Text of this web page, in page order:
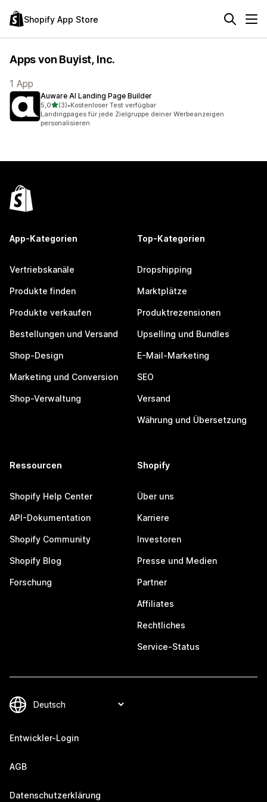
Shopify App Store
Apps von Buyist, Inc.
1 App
Auware AI Landing Page Builder
5,0von 5 Sternen
(3)
3 Rezensionen insgesamt
•Kostenloser Test verfügbar
Landingpages für jede Zielgruppe deiner Werbeanzeigen
personalisieren
App-Kategorien
Vertriebskanäle
Produkte finden
Produkte verkaufen
Bestellungen und Versand
Shop-Design
Marketing und Conversion
Shop-Verwaltung
Top-Kategorien
Dropshipping
Marktplätze
Produktrezensionen
Upselling und Bundles
E-Mail-Marketing
SEO
Versand
Währung und Übersetzung
Ressourcen
Shopify Help Center
API-Dokumentation
Shopify Community
Shopify Blog
Forschung
Shopify
Über uns
Karriere
Investoren
Presse und Medien
Partner
Affiliates
Rechtliches
Service-Status
Entwickler-Login
AGB
Datenschutzerklärung